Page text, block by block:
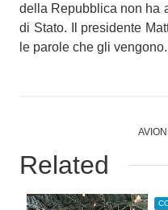
della Repubblica non ha
di Stato. Il presidente
le parole che gli
Related